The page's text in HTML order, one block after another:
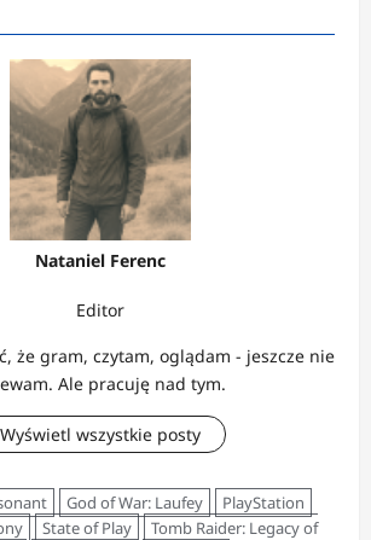
Nataniel Ferenc
Editor
że gram, czytam, oglądam - jeszcze nie
Ale pracuję nad tym.
Wyświetl wszystkie posty
God of War: Laufey
PlayStation
State of Play
Tomb Raider: Legacy of